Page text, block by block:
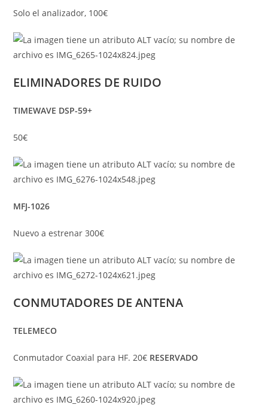
Solo el analizador, 100€
ELIMINADORES DE RUIDO
TIMEWAVE DSP-59+
50€
MFJ-1026
Nuevo a estrenar 300€
CONMUTADORES DE ANTENA
TELEMECO
Conmutador Coaxial para HF. 20€ RESERVADO